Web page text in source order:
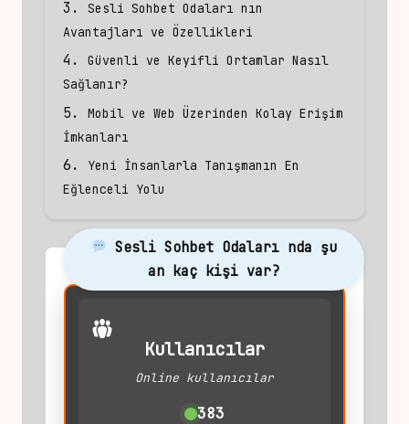
Sesli Sohbet Odaları nın
Avantajları ve Özellikleri
Güvenli ve Keyifli Ortamlar Nasıl
Sağlanır?
Mobil ve Web Üzerinden Kolay Erişim
İmkanları
Yeni İnsanlarla Tanışmanın En
Eğlenceli Yolu
Sesli Sohbet Odaları nda şu
an kaç kişi var?
Kullanıcılar
Online kullanıcılar
383